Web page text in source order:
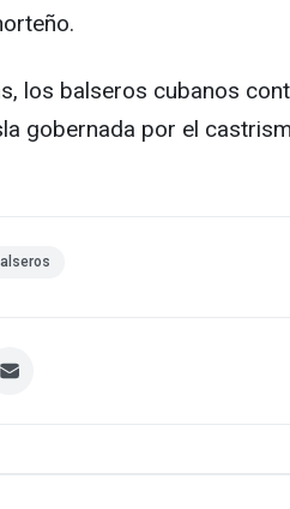
los balseros cubanos
gobernada por el